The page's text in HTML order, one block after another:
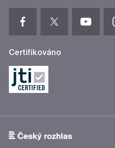
Certifikováno